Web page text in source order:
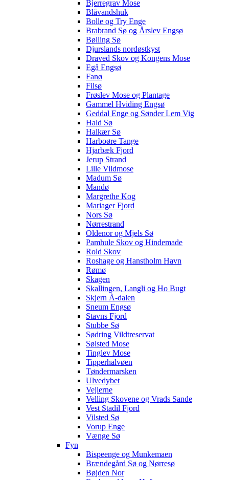
Bjerregrav Mose
Blåvandshuk
Bolle og Try Enge
Brabrand Sø og Årslev Engsø
Bølling Sø
Djurslands nordøstkyst
Draved Skov og Kongens Mose
Egå Engsø
Fanø
Filsø
Frøslev Mose og Plantage
Gammel Hviding Engsø
Geddal Enge og Sønder Lem Vig
Hald Sø
Halkær Sø
Harboøre Tange
Hjarbæk Fjord
Jerup Strand
Lille Vildmose
Madum Sø
Mandø
Margrethe Kog
Mariager Fjord
Nors Sø
Nørrestrand
Oldenor og Mjels Sø
Pamhule Skov og Hindemade
Rold Skov
Roshage og Hanstholm Havn
Rømø
Skagen
Skallingen, Langli og Ho Bugt
Skjern Å-dalen
Sneum Engsø
Stavns Fjord
Stubbe Sø
Sødring Vildtreservat
Sølsted Mose
Tinglev Mose
Tipperhalvøen
Tøndermarsken
Ulvedybet
Vejlerne
Velling Skovene og Vrads Sande
Vest Stadil Fjord
Vilsted Sø
Vorup Enge
Vænge Sø
Fyn
Bispeenge og Munkemaen
Brændegård Sø og Nørresø
Bøjden Nor